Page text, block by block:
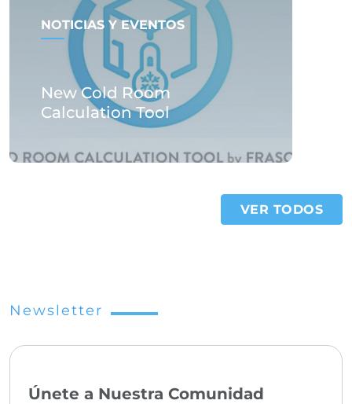
NOTICIAS Y EVENTOS
New Cold Room
Calculation Tool
VER TODOS
Newsletter
Únete a Nuestra Comunidad